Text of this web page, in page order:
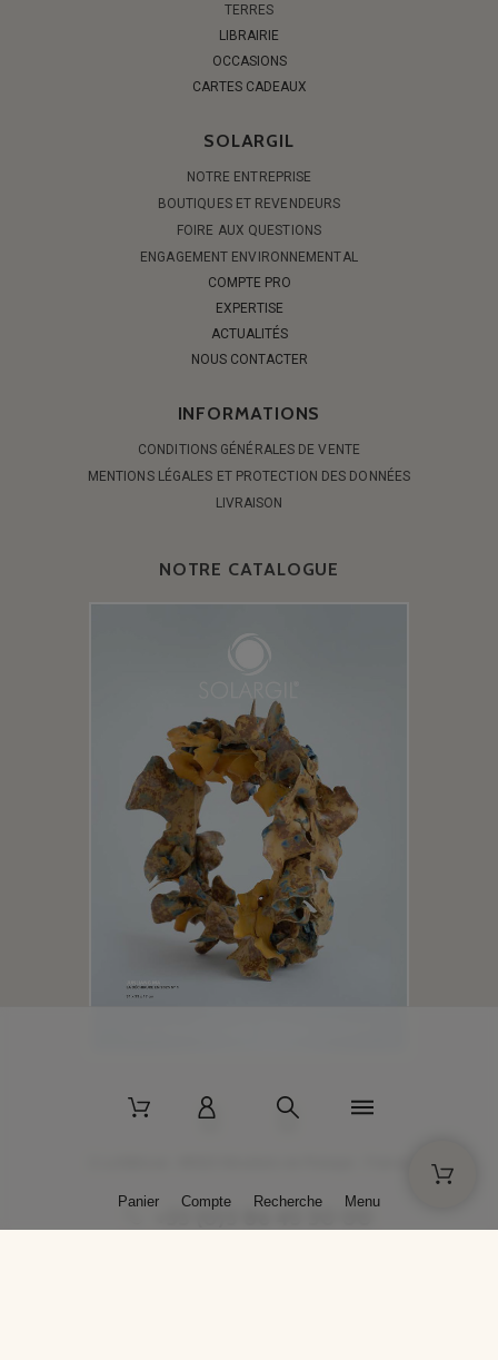
TERRES
LIBRAIRIE
OCCASIONS
CARTES CADEAUX
SOLARGIL
NOTRE ENTREPRISE
BOUTIQUES ET REVENDEURS
FOIRE AUX QUESTIONS
ENGAGEMENT ENVIRONNEMENTAL
COMPTE PRO
EXPERTISE
ACTUALITÉS
NOUS CONTACTER
INFORMATIONS
CONDITIONS GÉNÉRALES DE VENTE
MENTIONS LÉGALES ET PROTECTION DES DONNÉES
LIVRAISON
NOTRE CATALOGUE
+33 (0)3 86 45 50 00
Panier Compte Recherche Menu